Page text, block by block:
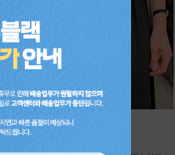
기획 썸머 하렘 팬츠